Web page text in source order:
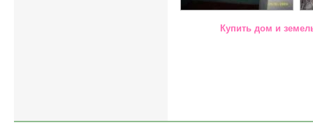
Купить дом и